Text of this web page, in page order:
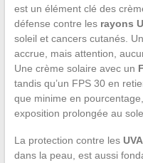
est un élément clé des
défense contre les rayons
soleil et cancers cutanés.
accrue, mais attention,
Une crème solaire avec un
tandis qu’un FPS 30 en
que minime en
exposition prolongée au
La protection contre les UVA
dans la peau, est aussi